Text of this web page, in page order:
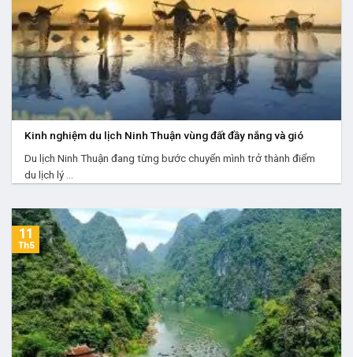
Kinh nghiệm du lịch Ninh Thuận vùng đất đầy nắng và gió
Du lịch Ninh Thuận đang từng bước chuyển mình trở thành điểm
du lịch lý ...
11
Th5